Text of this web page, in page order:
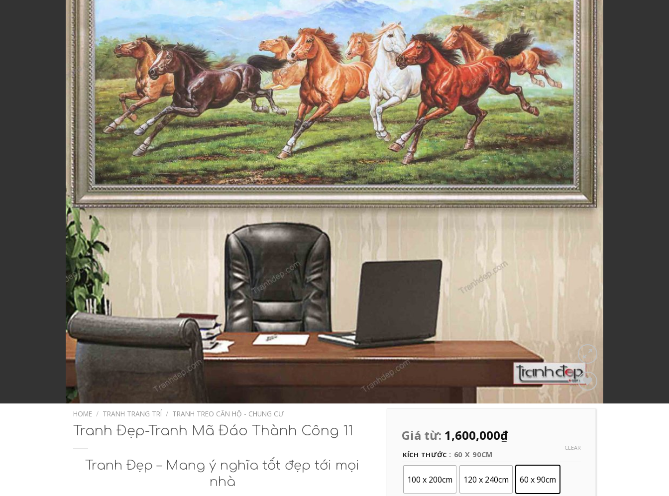
Add to
HOME / TRANH TRANG TRÍ / TRANH TREO CĂN HỘ - CHUNG CƯ
Tranh Đẹp-Tranh Mã Đáo Thành Công 11
Tranh Đẹp – Mang ý nghĩa tốt đẹp tới mọi
nhà
Giá từ: 1,600,000₫
KÍCH THƯỚC : 60 X 90CM
100 x 200cm 120 x 240cm 60 x 90cm
CLEAR